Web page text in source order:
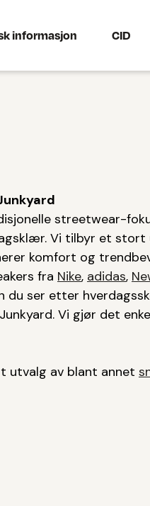
informasjon CID
streetwear-
Vi tilbyr et
komfort og
fra Nike, adidas,
du ser etter
Vi gjør det
utvalg av blant annet